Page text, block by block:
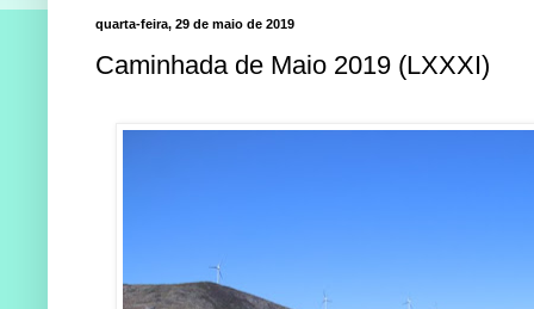
quarta-feira, 29 de maio de 2019
Caminhada de Maio 2019 (LXXXI)